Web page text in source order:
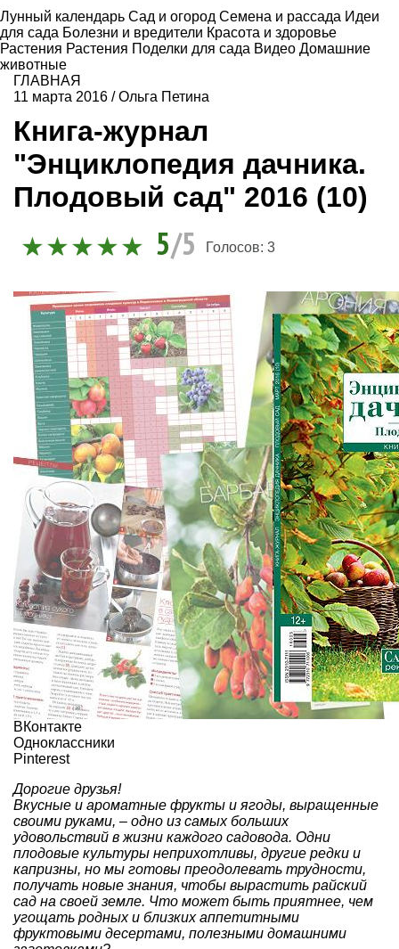
Лунный календарь Сад и огород Семена и рассада Идеи
для сада Болезни и вредители Красота и здоровье
Растения Растения Поделки для сада Видео Домашние
животные
ГЛАВНАЯ
11 марта 2016 /Ольга Петина
Книга-журнал
"Энциклопедия дачника.
Плодовый сад" 2016 (10)
5/5 Голосов: 3
ВКонтакте
Одноклассники
Pinterest
Дорогие друзья!
Вкусные и ароматные фрукты и ягоды, выращенные
своими руками, – одно из самых больших
удовольствий в жизни каждого садовода. Одни
плодовые культуры неприхотливы, другие редки и
капризны, но мы готовы преодолевать трудности,
получать новые знания, чтобы вырастить райский
сад на своей земле. Что может быть приятнее, чем
угощать родных и близких аппетитными
фруктовыми десертами, полезными домашними